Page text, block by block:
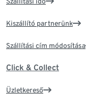
Kiszállító partnerünk
Szállítási cím módosítása
Click & Collect
Üzletkereső